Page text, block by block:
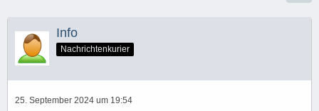
Info
Nachrichtenkurier
25. September 2024 um 19:54